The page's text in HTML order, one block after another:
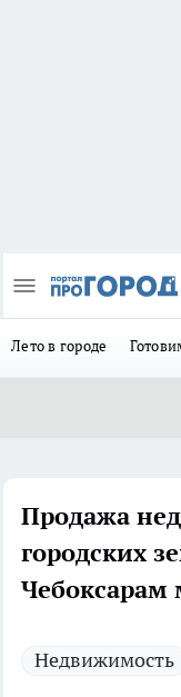
Лето в городе
Продажа
городских
Чебоксарам
Недвижимость